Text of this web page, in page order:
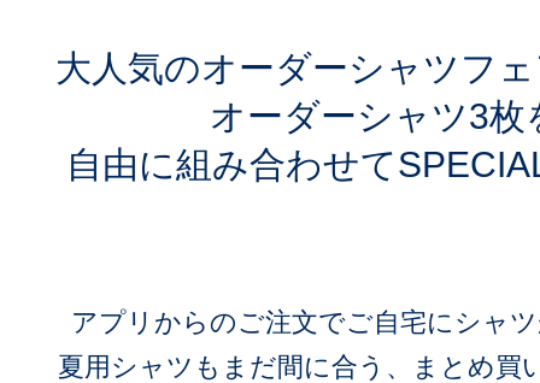
大人気のオーダーシャツフ
オーダーシャツ3枚
自由に組み合わせて
アプリからのご注文でご自宅にシャ
夏用シャツもまだ間に合う、まとめ買